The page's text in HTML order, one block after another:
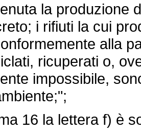
la produzione
i rifiuti la cui
alla
ricuperati o,
impossibile,
16 la lettera f) è